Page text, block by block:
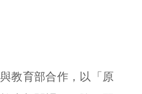
教育部合作，以「原